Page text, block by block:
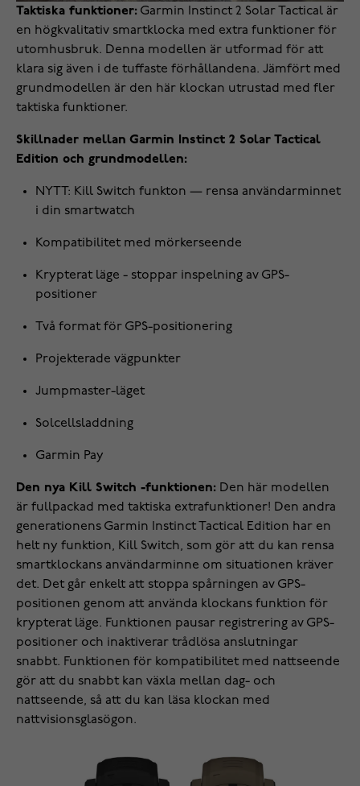
Taktiska funktioner: Garmin Instinct 2 Solar Tactical är
en högkvalitativ smartklocka med extra funktioner för
utomhusbruk. Denna modellen är utformad för att
klara sig även i de tuffaste förhållandena. Jämfört med
grundmodellen är den här klockan utrustad med fler
taktiska funktioner.
Skillnader mellan Garmin Instinct 2 Solar Tactical
Edition och grundmodellen:
NYTT: Kill Switch funkton — rensa användarminnet
i din smartwatch
Kompatibilitet med mörkerseende
Krypterat läge - stoppar inspelning av GPS-
positioner
Två format för GPS-positionering
Projekterade vägpunkter
Jumpmaster-läget
Solcellsladdning
Garmin Pay
Den nya Kill Switch -funktionen: Den här modellen
är fullpackad med taktiska extrafunktioner! Den andra
generationens Garmin Instinct Tactical Edition har en
helt ny funktion, Kill Switch, som gör att du kan rensa
smartklockans användarminne om situationen kräver
det. Det går enkelt att stoppa spårningen av GPS-
positionen genom att använda klockans funktion för
krypterat läge. Funktionen pausar registrering av GPS-
positioner och inaktiverar trådlösa anslutningar
snabbt. Funktionen för kompatibilitet med nattseende
gör att du snabbt kan växla mellan dag- och
nattseende, så att du kan läsa klockan med
nattvisionsglasögon.